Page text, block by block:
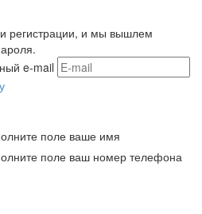
регистрации, и мы вышлем
e-mail
поле ваше имя
поле ваш номер телефона